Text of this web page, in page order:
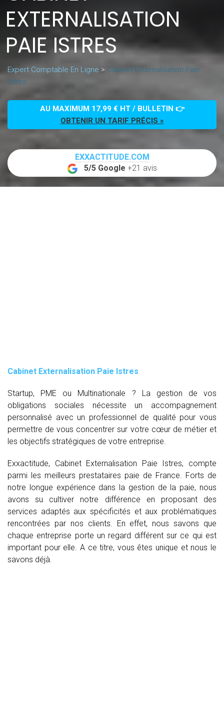
EXTERNALISATION
PAIE ISTRES
Expert Comptable En Ligne > Cabinet Externalisation Paie
Istres
AU MAXIMUM 17,99 € HT / BULLETIN 👉
OBTENIR UN TARIF PRÉCIS »
EXXACTITUDE.COM
5/5 Google +21 avis
Cabinet Externalisation Paie Istres
Startup, PME ou Multinationale ? La gestion de vos
obligations sociales nécessite un accompagnement
personnalisé avec un professionnel de qualité pour vous
permettre de vous concentrer sur votre cœur de métier et
les objectifs stratégiques de votre entreprise.
Exxactitude, Cabinet Externalisation Paie Istres, compte
parmi les meilleurs prestataires paie de France. Forts de
notre longue expérience dans la gestion de la paie, nous
avons su cultiver notre différence en proposant des
services adaptés aux spécificités et aux problématiques
rencontrées par nos clients. En effet, nous savons que
chaque entreprise porte un regard différent sur ce qui est
important pour elle. A ce titre, vous êtes unique et nous le
savons déjà.